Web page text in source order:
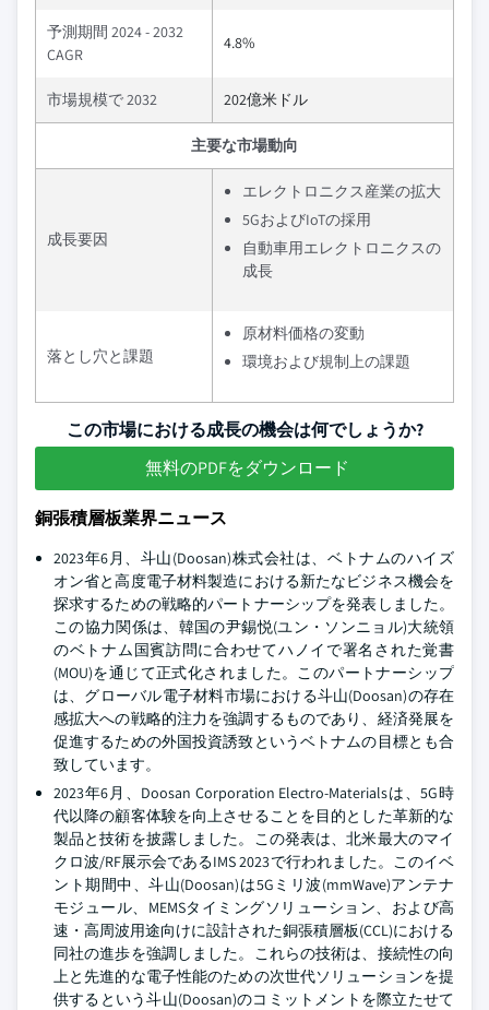
予測期間 2024 - 2032
CAGR
4.8%
市場規模で 2032 202億米ドル
主要な市場動向
成長要因
エレクトロニクス産業の拡大
5GおよびIoTの採用
自動車用エレクトロニクスの
成長
落とし穴と課題
原材料価格の変動
環境および規制上の課題
この市場における成長の機会は何でしょうか?
無料のPDFをダウンロード
銅張積層板業界ニュース
2023年6月、斗山(Doosan)株式会社は、ベトナムのハイズ
オン省と高度電子材料製造における新たなビジネス機会を
探求するための戦略的パートナーシップを発表しました。
この協力関係は、韓国の尹錫悦(ユン・ソンニョル)大統領
のベトナム国賓訪問に合わせてハノイで署名された覚書
(MOU)を通じて正式化されました。このパートナーシップ
は、グローバル電子材料市場における斗山(Doosan)の存在
感拡大への戦略的注力を強調するものであり、経済発展を
促進するための外国投資誘致というベトナムの目標とも合
致しています。
2023年6月、Doosan Corporation Electro-Materialsは、5G時
代以降の顧客体験を向上させることを目的とした革新的な
製品と技術を披露しました。この発表は、北米最大のマイ
クロ波/RF展示会であるIMS 2023で行われました。このイベ
ント期間中、斗山(Doosan)は5Gミリ波(mmWave)アンテナ
モジュール、MEMSタイミングソリューション、および高
速・高周波用途向けに設計された銅張積層板(CCL)における
同社の進歩を強調しました。これらの技術は、接続性の向
上と先進的な電子性能のための次世代ソリューションを提
供するという斗山(Doosan)のコミットメントを際立たせて